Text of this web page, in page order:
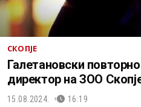
СКОПЈЕ
Галетановски
директор на ЗОО
15.08.2024. 16:19